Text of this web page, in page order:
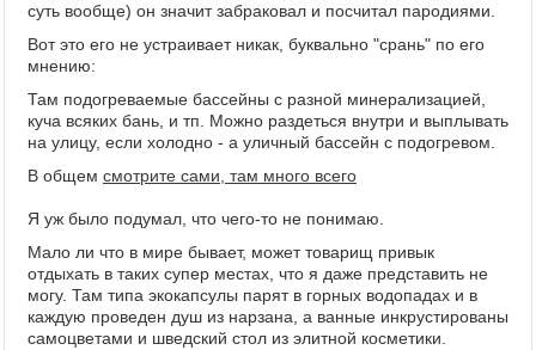
суть вообще) он значит забраковал и посчитал пародиями.
Вот это его не устраивает никак, буквально "срань" по его
мнению:
Там подогреваемые бассейны с разной минерализацией,
куча всяких бань, и тп. Можно раздеться внутри и выплывать
на улицу, если холодно - а уличный бассейн с подогревом.
В общем смотрите сами, там много всего
Я уж было подумал, что чего-то не понимаю.
Мало ли что в мире бывает, может товарищ привык
отдыхать в таких супер местах, что я даже представить не
могу. Там типа экокапсулы парят в горных водопадах и в
каждую проведен душ из нарзана, а ванные инкрустированы
самоцветами и шведский стол из элитной косметики.